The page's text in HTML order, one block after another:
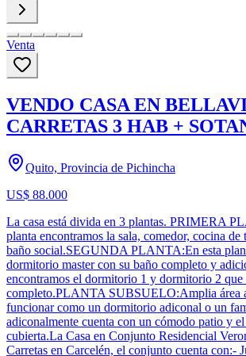
Venta
VENDO CASA EN
CARRETAS 3 HAB +
Quito, Provincia de Pichincha
US$ 88.000
La casa está divida en 3 plantas. PRIMERA
planta encontramos la sala, comedor, cocina de
baño social.SEGUNDA PLANTA:En esta
dormitorio master con su baño completo y
encontramos el dormitorio 1 y dormitorio 2 que
completo.PLANTA SUBSUELO:Amplia área
funcionar como un dormitorio adiconal o un
adiconalmente cuenta con un cómodo patio y
cubierta.La Casa en Conjunto Residencial
Carretas en Carcelén, el conjunto cuenta con:-